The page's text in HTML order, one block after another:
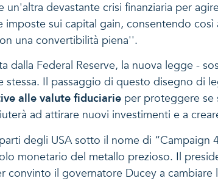
devastante crisi finanziaria per
sui capital gain, consentendo
una convertibilità piena''.
dalla Federal Reserve, la nuova legge -
Il passaggio di questo disegno di
alle valute fiduciarie per proteggere se
ad attirare nuovi investimenti e a
degli USA sotto il nome di “Campaign
monetario del metallo prezioso. Il
il governatore Ducey a cambiare